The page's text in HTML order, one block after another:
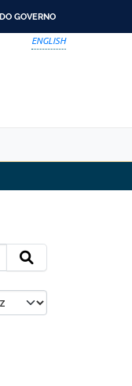
GOVERNO
ENGLISH